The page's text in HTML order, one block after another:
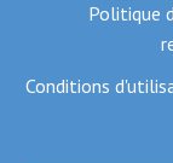
Politique
Conditions